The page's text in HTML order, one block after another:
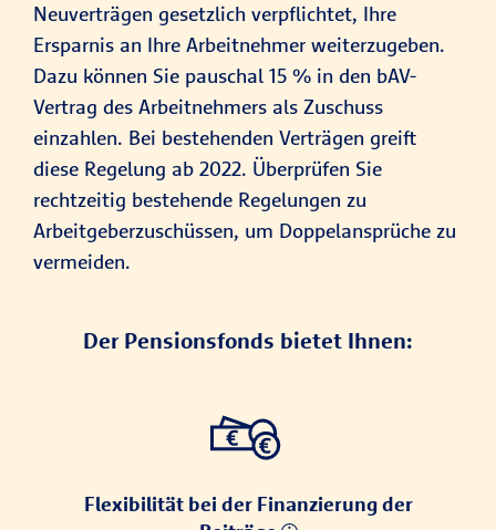
Neuverträgen gesetzlich verpflichtet, Ihre
Ersparnis an Ihre Arbeitnehmer weiterzugeben.
Dazu können Sie pauschal 15 % in den bAV-
Vertrag des Arbeitnehmers als Zuschuss
einzahlen. Bei bestehenden Verträgen greift
diese Regelung ab 2022. Überprüfen Sie
rechtzeitig bestehende Regelungen zu
Arbeitgeberzuschüssen, um Doppelansprüche zu
vermeiden.
Der Pensionsfonds bietet Ihnen:
Flexibilität bei der Finanzierung der